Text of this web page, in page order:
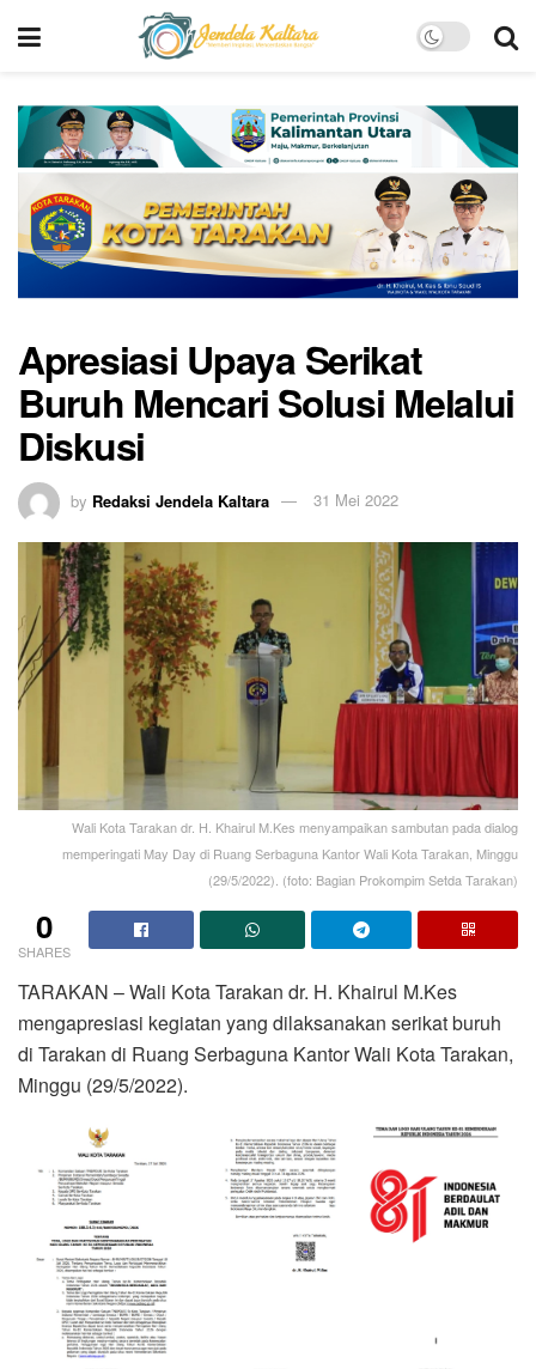
Apresiasi Upaya Serikat
Buruh Mencari Solusi Melalui
Diskusi
by Redaksi Jendela Kaltara 31 Mei 2022
Wali Kota Tarakan dr. H. Khairul M.Kes menyampaikan sambutan pada dialog
memperingati May Day di Ruang Serbaguna Kantor Wali Kota Tarakan, Minggu
(29/5/2022). (foto: Bagian Prokompim Setda Tarakan)
0
SHARES
TARAKAN – Wali Kota Tarakan dr. H. Khairul M.Kes
mengapresiasi kegiatan yang dilaksanakan serikat buruh
di Tarakan di Ruang Serbaguna Kantor Wali Kota Tarakan,
Minggu (29/5/2022).